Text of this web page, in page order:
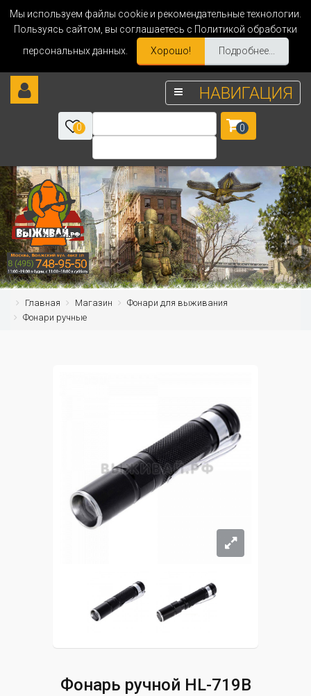
Мы используем файлы cookie и рекомендательные технологии.
Пользуясь сайтом, вы соглашаетесь с Политикой обработки
персональных данных.
Хорошо! Подробнее...
НАВИГАЦИЯ
0 0
Главная Магазин
Фонари для выживания
Фонари ручные
Фонарь ручной HL-719B